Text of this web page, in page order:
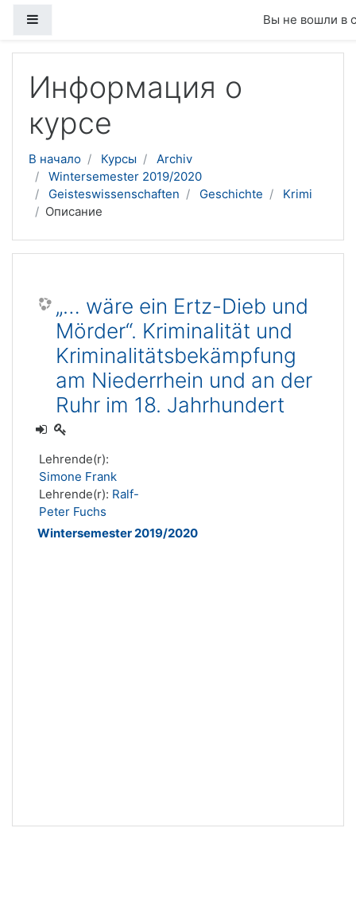
Вы не вошли в
Информация о
курсе
В начало Курсы
Archiv
Wintersemester 2019/2020
Geisteswissenschaften
Geschichte
Krimi
Описание
„… wäre ein Ertz-Dieb und
Mörder“. Kriminalität und
Kriminalitätsbekämpfung
am Niederrhein und an der
Ruhr im 18. Jahrhundert
Lehrende(r):
Simone Frank
Lehrende(r): Ralf-
Peter Fuchs
Wintersemester 2019/2020